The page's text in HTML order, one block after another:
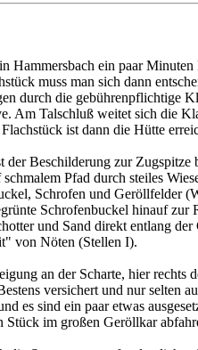
Hammersbach ein paar
muss man sich dann
durch die gebührenpflichtige
Am Talschluß weitet sich die
ist dann die Hütte
der Beschilderung zur
Pfad durch steiles
Schrofen und Geröllfelder
Schrofenbuckel hinauf
und Sand direkt entlang
von Nöten (Stellen I).
an der Scharte, hier rechts
versichert und nur selten
es sind ein paar etwas
Stück im großen Geröllkar